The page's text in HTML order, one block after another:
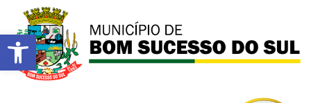
Barra de Ferramentas